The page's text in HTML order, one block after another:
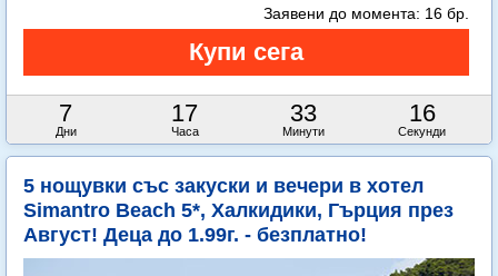
7
Дни
17
Часа
33
Минути
14
Секунди
Заявени до момента: 16 бр.
5 нощувки със закуски и вечери в хотел
Simantro Beach 5*, Халкидики, Гърция през
Август! Деца до 1.99г. - безплатно!